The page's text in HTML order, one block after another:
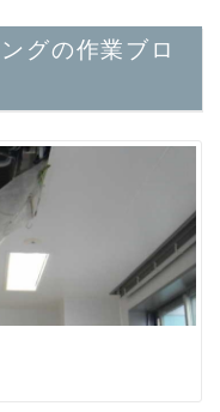
グの作業ブロ